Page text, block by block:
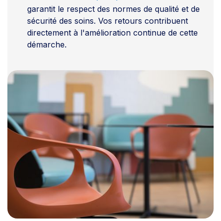
garantit le respect des normes de qualité et de
sécurité des soins. Vos retours contribuent
directement à l'amélioration continue de cette
démarche.